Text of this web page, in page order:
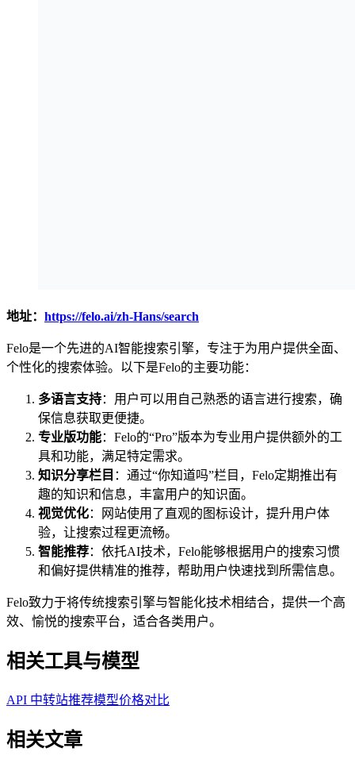
地址： https://felo.ai/zh-Hans/search
Felo是一个先进的AI智能搜索引擎，专注于为用户提供全面、
个性化的搜索体验。以下是Felo的主要功能：
多语言支持：用户可以用自己熟悉的语言进行搜索，确
保信息获取更便捷。
专业版功能：Felo的“Pro”版本为专业用户提供额外的工
具和功能，满足特定需求。
知识分享栏目 ：通过“你知道吗”栏目，Felo定期推出有
趣的知识和信息，丰富用户的知识面。
视觉优化：网站使用了直观的图标设计，提升用户体
验，让搜索过程更流畅。
智能推荐：依托AI技术，Felo能够根据用户的搜索习惯
和偏好提供精准的推荐，帮助用户快速找到所需信息。
Felo致力于将传统搜索引擎与智能化技术相结合，提供一个高
效、愉悦的搜索平台，适合各类用户。
相关工具与模型
API 中转站推荐模型价格对比
相关文章